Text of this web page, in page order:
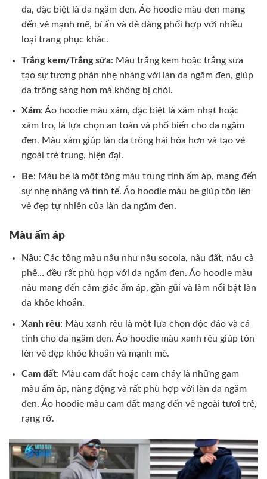
da, đặc biệt là da ngăm đen. Áo hoodie màu đen mang
đến vẻ mạnh mẽ, bí ẩn và dễ dàng phối hợp với nhiều
loại trang phục khác.
Trắng kem/Trắng sữa: Màu trắng kem hoặc trắng sữa
tạo sự tương phản nhẹ nhàng với làn da ngăm đen, giúp
da trông sáng hơn mà không bị chói.
Xám: Áo hoodie màu xám, đặc biệt là xám nhạt hoặc
xám tro, là lựa chọn an toàn và phổ biến cho da ngăm
đen. Màu xám giúp làn da trông hài hòa hơn và tạo vẻ
ngoài trẻ trung, hiện đại.
Be: Màu be là một tông màu trung tính ấm áp, mang đến
sự nhẹ nhàng và tinh tế. Áo hoodie màu be giúp tôn lên
vẻ đẹp tự nhiên của làn da ngăm đen.
Màu ấm áp
Nâu: Các tông màu nâu như nâu socola, nâu đất, nâu cà
phê… đều rất phù hợp với da ngăm đen. Áo hoodie màu
nâu mang đến cảm giác ấm áp, gần gũi và làm nổi bật làn
da khỏe khoắn.
Xanh rêu: Màu xanh rêu là một lựa chọn độc đáo và cá
tính cho da ngăm đen. Áo hoodie màu xanh rêu giúp tôn
lên vẻ đẹp khỏe khoắn và mạnh mẽ.
Cam đất: Màu cam đất hoặc cam cháy là những gam
màu ấm áp, năng động và rất phù hợp với làn da ngăm
đen. Áo hoodie màu cam đất mang đến vẻ ngoài tươi trẻ,
rạng rỡ.